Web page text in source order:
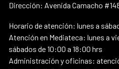
Dirección: Avenida Camacho
Horario de atención: lunes a
Atención en Mediateca: lunes a
sábados de 10:00 a 18:00 hrs
Administración y oficinas: